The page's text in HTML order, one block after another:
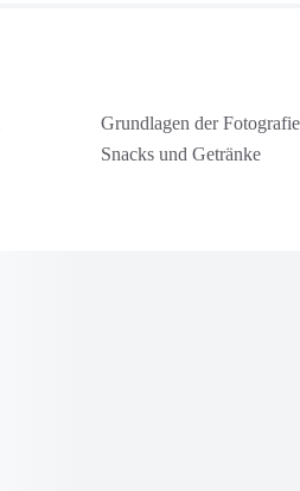
Grundlagen der Fotografie
Snacks und Getränke